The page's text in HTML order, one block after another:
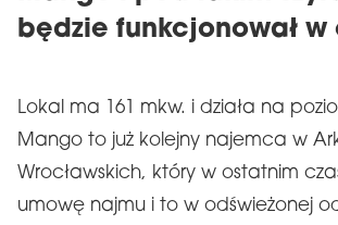
będzie funkcjonował
Lokal ma 161 mkw. i działa na
Mango to już kolejny najemca w
Wrocławskich, który w ostatnim
umowę najmu i to w odświeżonej